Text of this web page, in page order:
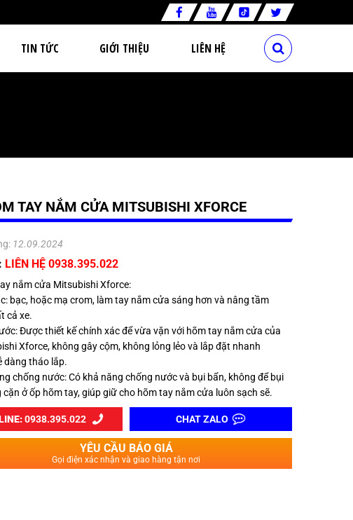
TIN TỨC GIỚI THIỆU LIÊN HỆ
TAY NẮM CỬA MITSUBISHI XFORCE
12.09.2024
LIÊN HỆ 0938.395.022
nắm cửa Mitsubishi Xforce:
bạc, hoặc mạ crom, làm tay nắm cửa sáng hơn và nâng tầm
cả xe.
Được thiết kế chính xác để vừa vặn với hõm tay nắm cửa của
Xforce, không gây cộm, không lỏng lẻo và lắp đặt nhanh
dàng tháo lắp.
chống nước: Có khả năng chống nước và bụi bẩn, không để bụi
cặn ở ốp hõm tay, giúp giữ cho hõm tay nắm cửa luôn sạch sẽ.
0938.395.022 CHAT ZALO
YÊU CẦU BÁO GIÁ
Gọi điện xác nhận và giao hàng tận nơi